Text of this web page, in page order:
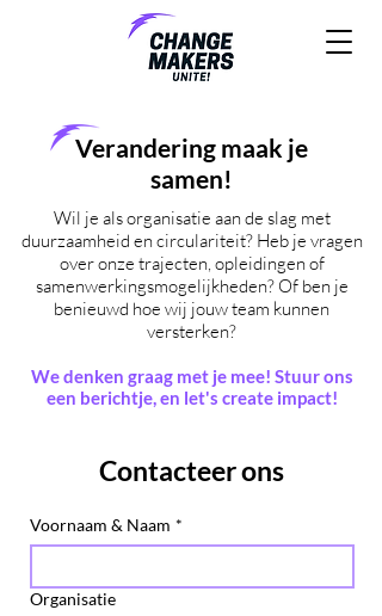
Verandering maak je
samen!
Wil je als organisatie aan de slag met
duurzaamheid en circulariteit? Heb je vragen
over onze trajecten, opleidingen of
samenwerkingsmogelijkheden? Of ben je
benieuwd hoe wij jouw team kunnen
versterken?​
We denken graag met je mee! Stuur ons
een berichtje, en let's create impact!
Contacteer ons
Voornaam & Naam *
Organisatie